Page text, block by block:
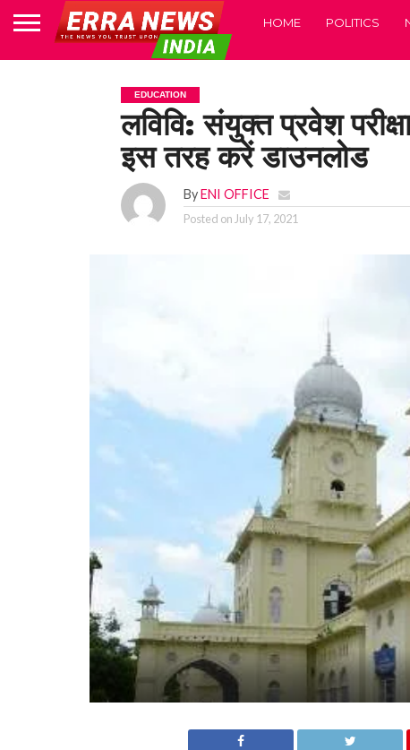
HOME POLITICS
EDUCATION
लविवि: संयुक्त प्रवेश
इस तरह करें डाउनलोड
ByENI OFFICE
Posted on July 17, 2021